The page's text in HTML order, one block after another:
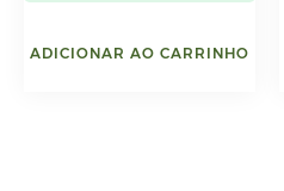
ADICIONAR AO CARRINHO